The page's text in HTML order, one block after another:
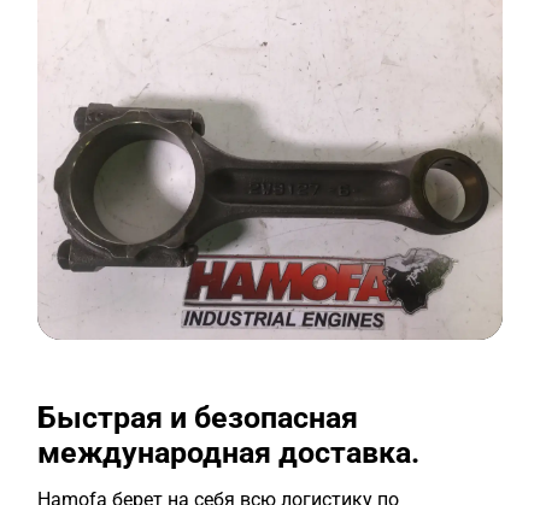
Быстрая и безопасная
международная доставка.
Hamofa берет на себя всю логистику по